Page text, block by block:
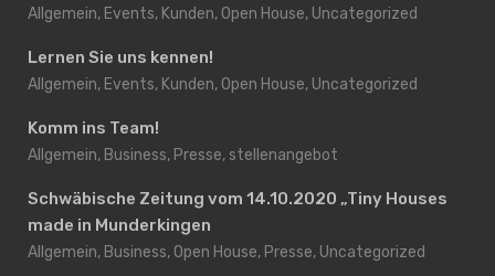
Allgemein, Events, Kunden, Open House, Uncategorized
Lernen Sie uns kennen!
Allgemein, Events, Kunden, Open House, Uncategorized
Komm ins Team!
Allgemein, Business, Presse, stellenangebot
Schwäbische Zeitung vom 14.10.2020 „Tiny Houses
made in Munderkingen
Allgemein, Business, Open House, Presse, Uncategorized